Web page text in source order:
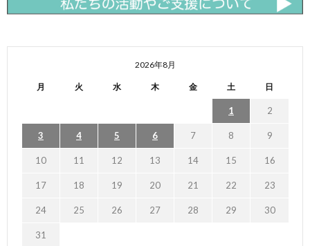
2026年8月
月 火 水 木 金 土 日
1 2
3 4 5 6 7 8 9
10 11 12 13 14 15 16
17 18 19 20 21 22 23
24 25 26 27 28 29 30
31